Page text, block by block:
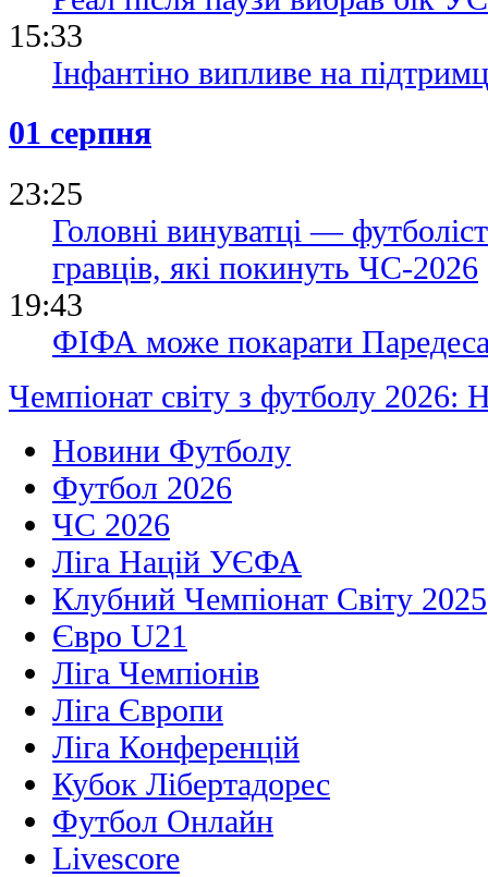
15:33
Інфантіно випливе на
01 серпня
23:25
Головні винуватці —
гравців, які покинуть ЧС-2026
19:43
ФІФА може покарати
Чемпіонат світу з футболу 2026:
Новини Футболу
Футбол 2026
ЧС 2026
Ліга Націй УЄФА
Клубний Чемпіонат Світу 2025
Євро U21
Ліга Чемпіонів
Ліга Європи
Ліга Конференцій
Кубок Лібертадорес
Футбол Онлайн
Livescore